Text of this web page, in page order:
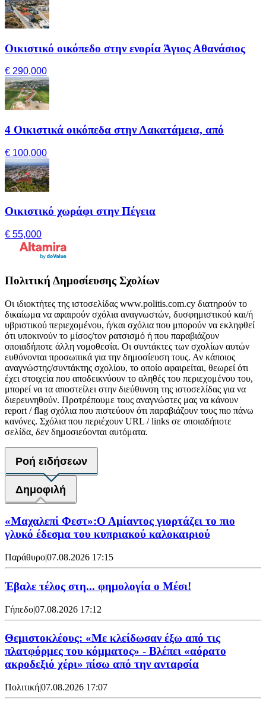
Οικιστικό οικόπεδο στην ενορία Άγιος Αθανάσιος
€ 290,000
4 Οικιστικά οικόπεδα στην Λακατάμεια, από
€ 100,000
Οικιστικό χωράφι στην Πέγεια
€ 55,000
Πολιτική Δημοσίευσης Σχολίων
Οι ιδιοκτήτες της ιστοσελίδας www.politis.com.cy διατηρούν το
δικαίωμα να αφαιρούν σχόλια αναγνωστών, δυσφημιστικού και/ή
υβριστικού περιεχομένου, ή/και σχόλια που μπορούν να εκληφθεί
ότι υποκινούν το μίσος/τον ρατσισμό ή που παραβιάζουν
οποιαδήποτε άλλη νομοθεσία. Οι συντάκτες των σχολίων αυτών
ευθύνονται προσωπικά για την δημοσίευση τους. Αν κάποιος
αναγνώστης/συντάκτης σχολίου, το οποίο αφαιρείται, θεωρεί ότι
έχει στοιχεία που αποδεικνύουν το αληθές του περιεχομένου του,
μπορεί να τα αποστείλει στην διεύθυνση της ιστοσελίδας για να
διερευνηθούν. Προτρέπουμε τους αναγνώστες μας να κάνουν
report / flag σχόλια που πιστεύουν ότι παραβιάζουν τους πιο πάνω
κανόνες. Σχόλια που περιέχουν URL / links σε οποιαδήποτε
σελίδα, δεν δημοσιεύονται αυτόματα.
Ροή ειδήσεων
Δημοφιλή
«Μαχαλεπί Φεστ»:Ο Αμίαντος γιορτάζει το πιο
γλυκό έδεσμα του κυπριακού καλοκαιριού
Παράθυρο|07.08.2026 17:15
Έβαλε τέλος στη... φημολογία o Μέσι!
Γήπεδο|07.08.2026 17:12
Θεμιστοκλέους: «Με κλείδωσαν έξω από τις
πλατφόρμες του κόμματος» - Βλέπει «αόρατο
ακροδεξιό χέρι» πίσω από την ανταρσία
Πολιτική|07.08.2026 17:07